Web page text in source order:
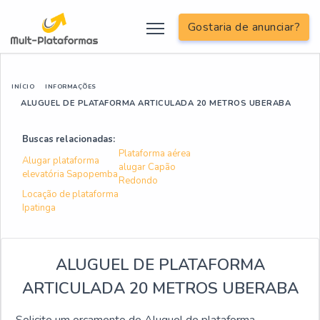
Gostaria de anunciar?
INÍCIO INFORMAÇÕES
ALUGUEL DE PLATAFORMA ARTICULADA 20 METROS UBERABA
Buscas relacionadas:
Alugar plataforma
elevatória Sapopemba
Plataforma aérea
alugar Capão
Redondo
Locação de plataforma
Ipatinga
ALUGUEL DE PLATAFORMA
ARTICULADA 20 METROS UBERABA